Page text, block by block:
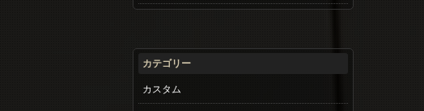
カテゴリー
カスタム